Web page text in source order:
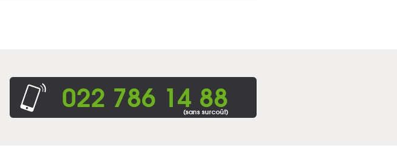
022 786 14 88
(sans surcoût)